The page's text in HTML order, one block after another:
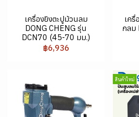
เครื่องยิงตะปูม้วนลม
DONG CHENG รุ่น
DCN70 (45-70 มม.)
฿6,936
เค
กลม
สินค้าใหม่